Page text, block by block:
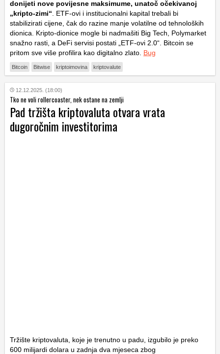
donijeti nove povijesne maksimume, unatoč očekivanoj
„kripto-zimi“ . ETF-ovi i institucionalni kapital trebali bi
stabilizirati cijene, čak do razine manje volatilne od tehnoloških
dionica. Kripto-dionice mogle bi nadmašiti Big Tech, Polymarket
snažno rasti, a DeFi servisi postati „ETF-ovi 2.0“. Bitcoin se
pritom sve više profilira kao digitalno zlato. Bug
Bitcoin Bitwise kriptoimovina kriptovalute
12.12.2025. (18:00)
Tko ne voli rollercoaster, nek ostane na zemlji
Pad tržišta kriptovaluta otvara vrata
dugoročnim investitorima
Tržište kriptovaluta, koje je trenutno u padu, izgubilo je preko
600 milijardi dolara u zadnja dva mjeseca zbog